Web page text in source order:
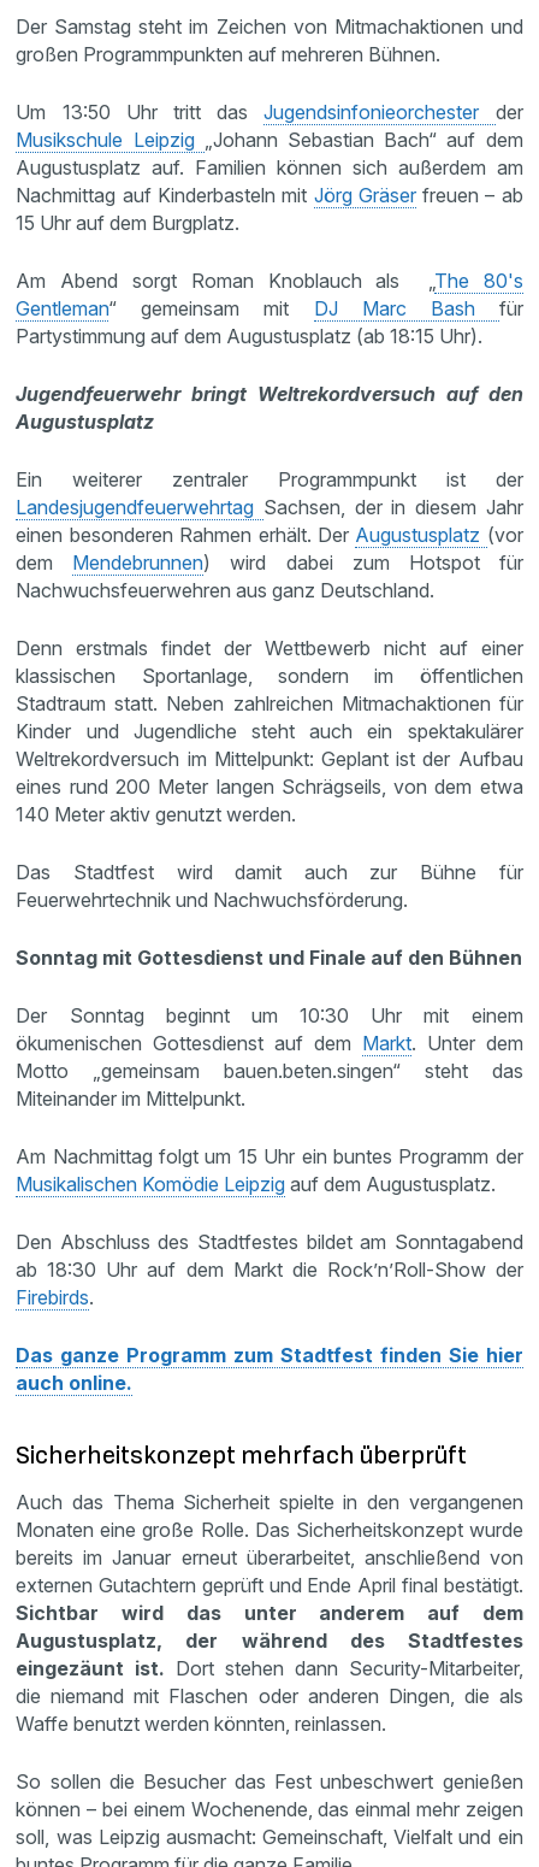
Der Samstag steht im Zeichen von Mitmachaktionen und
großen Programmpunkten auf mehreren Bühnen.
Um 13:50 Uhr tritt dasJugendsinfonieorchester der
Musikschule Leipzig
„Johann Sebastian Bach“ auf dem
Augustusplatz auf. Familien können sich außerdem am
Nachmittag auf Kinderbasteln mit Jörg Gräserfreuen – ab
15 Uhr auf dem Burgplatz.
Am Abend sorgt Roman Knoblauch als „ The 80's
Gentleman“ gemeinsam mit DJ Marc Bash für
Partystimmung auf dem Augustusplatz (ab 18:15 Uhr).
Jugendfeuerwehr bringt Weltrekordversuch auf den
Augustusplatz
Ein weiterer zentraler Programmpunkt ist der
Landesjugendfeuerwehrtag Sachsen, der in diesem Jahr
einen besonderen Rahmen erhält. Der Augustusplatz (vor
dem Mendebrunnen) wird dabei zum Hotspot für
Nachwuchsfeuerwehren aus ganz Deutschland.
Denn erstmals findet der Wettbewerb nicht auf einer
klassischen Sportanlage, sondern im öffentlichen
Stadtraum statt. Neben zahlreichen Mitmachaktionen für
Kinder und Jugendliche steht auch ein spektakulärer
Weltrekordversuch im Mittelpunkt: Geplant ist der Aufbau
eines rund 200 Meter langen Schrägseils, von dem etwa
140 Meter aktiv genutzt werden.
Das Stadtfest wird damit auch zur Bühne für
Feuerwehrtechnik und Nachwuchsförderung.
Sonntag mit Gottesdienst und Finale auf den Bühnen
Der Sonntag beginnt um 10:30 Uhr mit einem
ökumenischen Gottesdienst auf dem Markt. Unter dem
Motto „gemeinsam bauen.beten.singen“ steht das
Miteinander im Mittelpunkt.
Am Nachmittag folgt um 15 Uhr ein buntes Programm der
Musikalischen Komödie Leipzig auf dem Augustusplatz.
Den Abschluss des Stadtfestes bildet am Sonntagabend
ab 18:30 Uhr auf dem Markt die Rock’n’Roll-Show der
Firebirds.
Das ganze Programm zum Stadtfest finden Sie hier
auch online.
Sicherheitskonzept mehrfach überprüft
Auch das Thema Sicherheit spielte in den vergangenen
Monaten eine große Rolle. Das Sicherheitskonzept wurde
bereits im Januar erneut überarbeitet, anschließend von
externen Gutachtern geprüft und Ende April final bestätigt.
Sichtbar wird das unter anderem auf dem
Augustusplatz, der während des Stadtfestes
eingezäunt ist. Dort stehen dann Security-Mitarbeiter,
die niemand mit Flaschen oder anderen Dingen, die als
Waffe benutzt werden könnten, reinlassen.
So sollen die Besucher das Fest unbeschwert genießen
können – bei einem Wochenende, das einmal mehr zeigen
soll, was Leipzig ausmacht: Gemeinschaft, Vielfalt und ein